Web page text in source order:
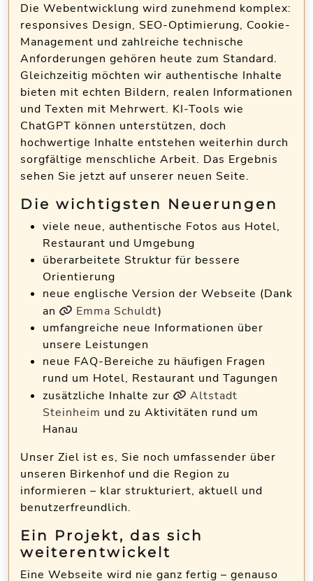
Die Webentwicklung wird zunehmend komplex:
responsives Design, SEO-Optimierung, Cookie-
Management und zahlreiche technische
Anforderungen gehören heute zum Standard.
Gleichzeitig möchten wir authentische Inhalte
bieten mit echten Bildern, realen Informationen
und Texten mit Mehrwert. KI-Tools wie
ChatGPT können unterstützen, doch
hochwertige Inhalte entstehen weiterhin durch
sorgfältige menschliche Arbeit. Das Ergebnis
sehen Sie jetzt auf unserer neuen Seite.
Die wichtigsten Neuerungen
viele neue, authentische Fotos aus Hotel,
Restaurant und Umgebung
überarbeitete Struktur für bessere
Orientierung
neue englische Version der Webseite (Dank
an
Emma Schuldt)
umfangreiche neue Informationen über
unsere Leistungen
neue FAQ-Bereiche zu häufigen Fragen
rund um Hotel, Restaurant und Tagungen
zusätzliche Inhalte zur
Altstadt
Steinheim und zu Aktivitäten rund um
Hanau
Unser Ziel ist es, Sie noch umfassender über
unseren Birkenhof und die Region zu
informieren – klar strukturiert, aktuell und
benutzerfreundlich.
Ein Projekt, das sich
weiterentwickelt
Eine Webseite wird nie ganz fertig – genauso